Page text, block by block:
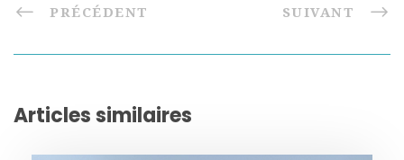
PRÉCÉDENT SUIVANT
Articles similaires